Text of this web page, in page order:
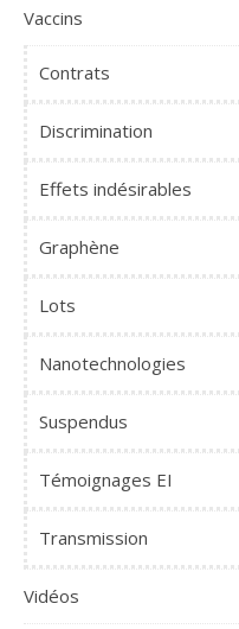
Vaccins
Contrats
Discrimination
Effets indésirables
Graphène
Lots
Nanotechnologies
Suspendus
Témoignages EI
Transmission
Vidéos